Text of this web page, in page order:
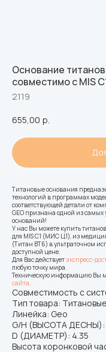
Основание
совместимо с MIS
2119
655,00 р.
Титановые основания
технологий в программах
соответствующей детали от
GEO признана одной из самых
оснований!
У нас Вы можете купить
для MIS C1 (МИС Ц1), из
(Титан ВТ6) в ультраточном
доступной цене.
Для Вас действуетэкспресс-
любую точку мира.
Техническую информацию Вы
сайта.
Совместимость с
Тип товара:
Линейка: Geo
G/H (ВЫСОТА ДЕСНЫ):
D (ДИАМЕТР): 4.35
Высота коронковой